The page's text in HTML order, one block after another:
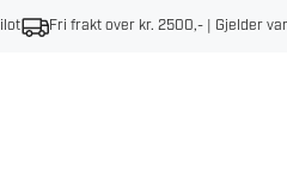
Fri frakt over kr. 2500,- | Gjelder